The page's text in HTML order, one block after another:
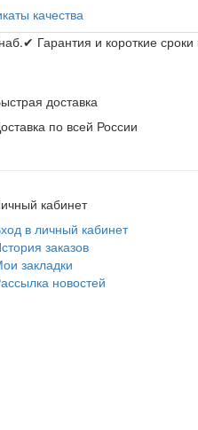
качества
Гарантия и короткие
доставка
по всей России
кабинет
в личный кабинет
заказов
закладки
новостей